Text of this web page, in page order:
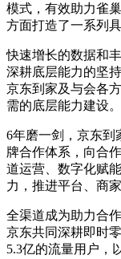
模式，有效助力雀
方面打造了一系列
快速增长的数据和
深耕底层能力的坚
京东到家及与会各
需的底层能力建设。
6年磨一剑，京东到
牌合作体系，向合
道运营、数字化赋
力，推进平台、商
全渠道成为助力合
京东共同深耕即时
5.3亿的流量用户，